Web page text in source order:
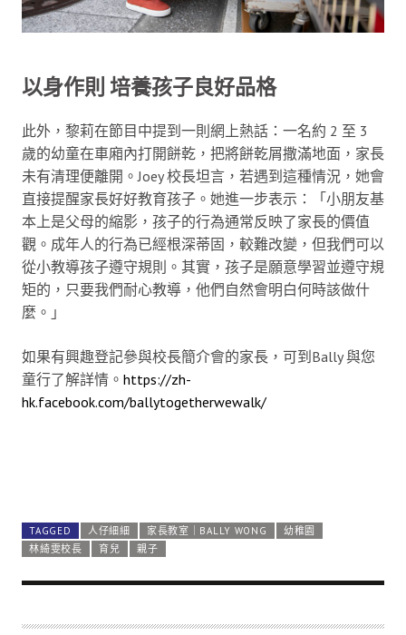
以身作則 培養孩子良好品格
此外，黎莉在節目中提到一則網上熱話：一名約 2 至 3
歲的幼童在車廂內打開餅乾，把將餅乾屑撒滿地面，家長
未有清理便離開。Joey 校長坦言，若遇到這種情況，她會
直接提醒家長好好教育孩子。她進一步表示：「小朋友基
本上是父母的縮影，孩子的行為通常反映了家長的價值
觀。成年人的行為已經根深蒂固，較難改變，但我們可以
從小教導孩子遵守規則。其實，孩子是願意學習並遵守規
矩的，只要我們耐心教導，他們自然會明白何時該做什
麼。」
如果有興趣登記參與校長簡介會的家長，可到Bally 與您
童行了解詳情。 https://zh-
hk.facebook.com/ballytogetherwewalk/
TAGGED 人仔細細 家長教室｜BALLY WONG
幼稚園
林綺雯校長
育兒 親子